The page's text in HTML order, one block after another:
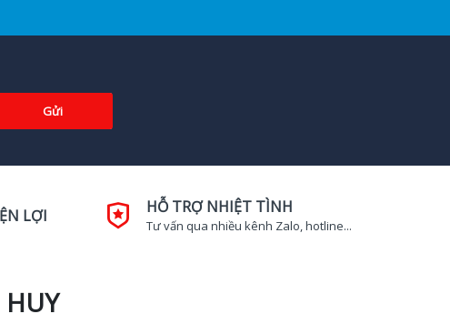
Gửi
LỢI HỖ TRỢ NHIỆT TÌNH
Tư vấn qua nhiều kênh Zalo, hotline...